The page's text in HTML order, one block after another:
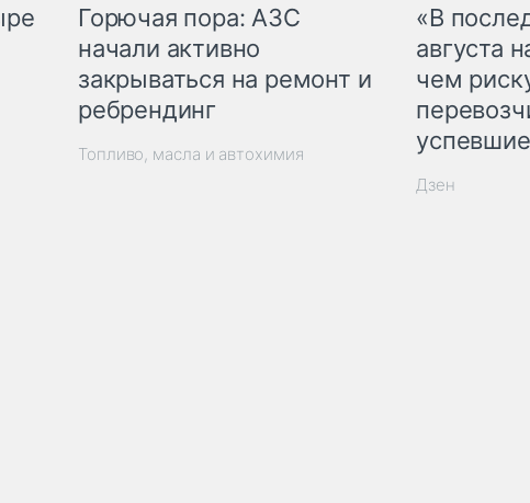
Горючая пора: АЗС
начали активно
закрываться на ремонт и
ребрендинг
Топливо, масла и автохимия
«В
августа
чем
Дзен